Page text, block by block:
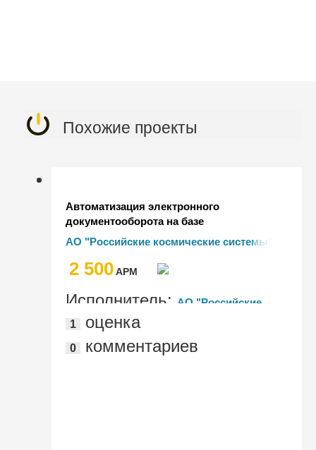
Похожие проекты
Автоматизация электронного
документооборота на базе
"1С:Документооборот 8 КОРП"
АО "Российские космические системы"
2 500AРМ
Исполнитель:
АО "Российские
космические системы"
1 оценка
0 комментариев